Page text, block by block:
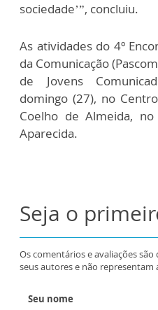
sociedade’”, concluiu.
As atividades do 4º
da Comunicação
de Jovens
domingo (27), no
Coelho de Almeida,
Aparecida.
Seja o
Os comentários e avaliações
seus autores e não representam
Seu nome